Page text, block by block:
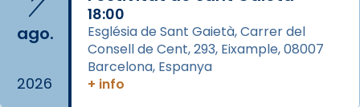
2 weeks ago
Aquest dilluns, 27 de juliol, ha tingut lloc la
missa d’acció de gràcies en agraïment al
comitè organitzador de la visita apostòlica
ago.
2026
18:00
Església de Sant Gaietà, Carrer del
Consell de Cent, 293, Eixample, 08007
Barcelona, Espanya
+ info